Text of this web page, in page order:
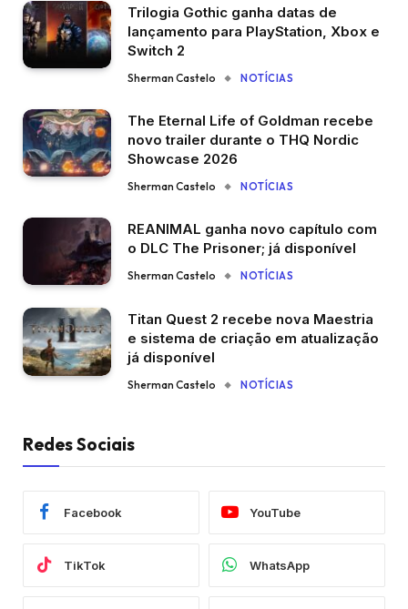
Trilogia Gothic ganha datas de
lançamento para PlayStation, Xbox e
Switch 2
Sherman Castelo NOTÍCIAS
The Eternal Life of Goldman recebe
novo trailer durante o THQ Nordic
Showcase 2026
Sherman Castelo NOTÍCIAS
REANIMAL ganha novo capítulo com
o DLC The Prisoner; já disponível
Sherman Castelo NOTÍCIAS
Titan Quest 2 recebe nova Maestria
e sistema de criação em atualização
já disponível
Sherman Castelo NOTÍCIAS
Redes Sociais
Facebook YouTube
TikTok WhatsApp